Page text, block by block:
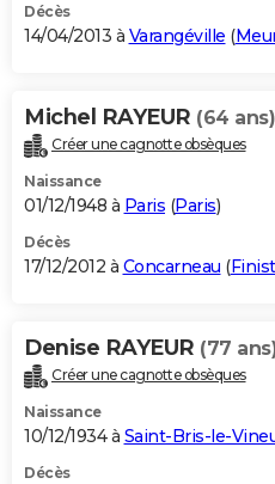
Décès
14/04/2013 à Varangéville (
Michel RAYEUR (64 ans)
Créer une cagnotte obsèques
Naissance
01/12/1948 à Paris (Paris)
Décès
17/12/2012 à Concarneau (
Denise RAYEUR (77
Créer une cagnotte obsèques
Naissance
10/12/1934 à Saint-Bris-le-
Décès